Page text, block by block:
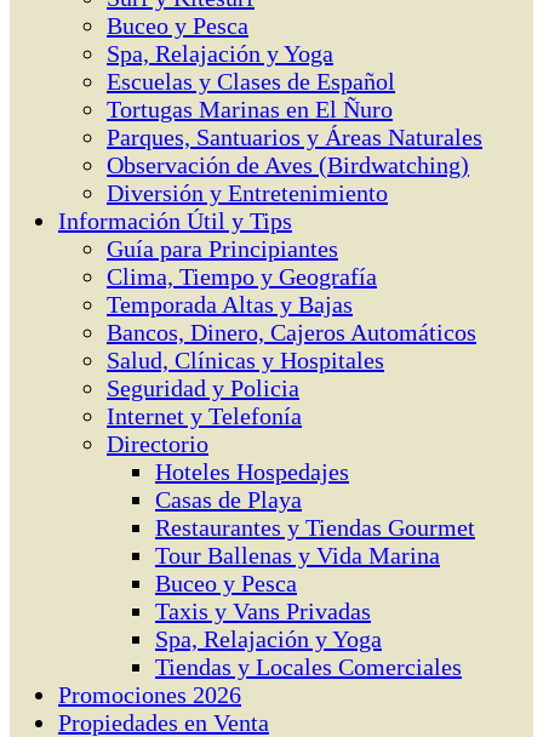
Buceo y Pesca
Spa, Relajación y Yoga
Escuelas y Clases de Español
Tortugas Marinas en El Ñuro
Parques, Santuarios y Áreas Naturales
Observación de Aves (Birdwatching)
Diversión y Entretenimiento
Información Útil y Tips
Guía para Principiantes
Clima, Tiempo y Geografía
Temporada Altas y Bajas
Bancos, Dinero, Cajeros Automáticos
Salud, Clínicas y Hospitales
Seguridad y Policia
Internet y Telefonía
Directorio
Hoteles Hospedajes
Casas de Playa
Restaurantes y Tiendas Gourmet
Tour Ballenas y Vida Marina
Buceo y Pesca
Taxis y Vans Privadas
Spa, Relajación y Yoga
Tiendas y Locales Comerciales
Promociones 2026
Propiedades en Venta